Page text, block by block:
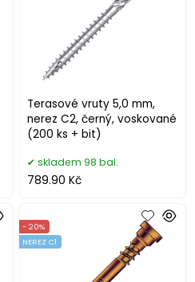
Terasové vruty 5,0 mm,
nerez C2, černý, voskované
(200 ks + bit)
skladem 98 bal.
789.90 Kč
- 20%
NEREZ C1